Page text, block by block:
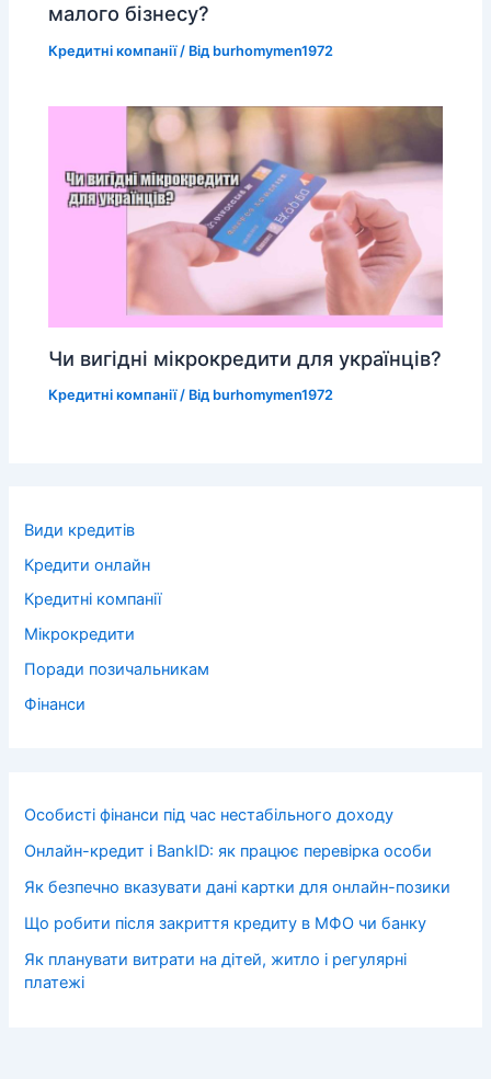
малого бізнесу?
Кредитні компанії/ Від burhomymen1972
Чи вигідні мікрокредити для українців?
Кредитні компанії/ Від burhomymen1972
Види кредитів
Кредити онлайн
Кредитні компанії
Мікрокредити
Поради позичальникам
Фінанси
Особисті фінанси під час нестабільного доходу
Онлайн-кредит і BankID: як працює перевірка особи
Як безпечно вказувати дані картки для онлайн-позики
Що робити після закриття кредиту в МФО чи банку
Як планувати витрати на дітей, житло і регулярні
платежі